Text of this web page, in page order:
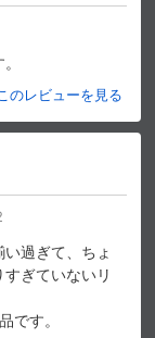
のレビューを見る
過ぎて、ちょ
ぎていないリ
です。